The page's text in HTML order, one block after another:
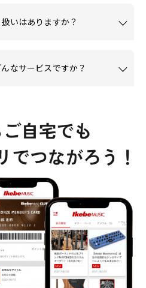
いはありますか？
なサービスですか？